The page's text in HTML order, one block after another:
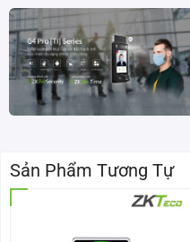
những dịch vụ liên quan đến
Sản Phẩm Tương Tự